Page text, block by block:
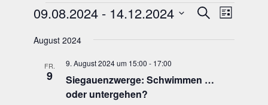
Veranstaltungen
Suche
und
SucheListe
09.08.2024 - 14.12.2024
wählen.
August 2024
FR.
9
Sie­gau­enzwer­ge: Schwim­men …
oder untergehen?
9. August 2024 um 15:00 - 17:00